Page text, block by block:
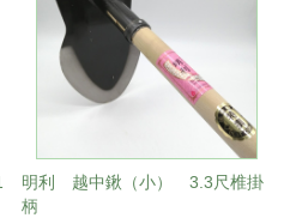
明利 越中鍬（小） 3.3尺椎掛
柄